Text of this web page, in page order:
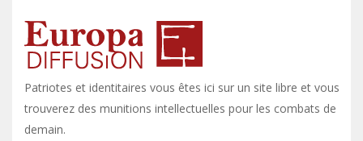
Patriotes et identitaires vous êtes ici sur un site libre et vous y
trouverez des munitions intellectuelles pour les combats de
demain.